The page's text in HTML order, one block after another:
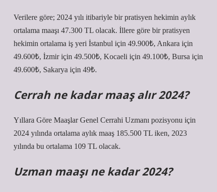
Verilere göre; 2024 yılı itibariyle bir pratisyen hekimin aylık
ortalama maaşı 47.300 TL olacak. İllere göre bir pratisyen
hekimin ortalama iş yeri İstanbul için 49.900₺, Ankara için
49.600₺, İzmir için 49.500₺, Kocaeli için 49.100₺, Bursa için
49.600₺, Sakarya için 49₺.
Cerrah ne kadar maaş alır 2024?
Yıllara Göre Maaşlar Genel Cerrahi Uzmanı pozisyonu için
2024 yılında ortalama aylık maaş 185.500 TL iken, 2023
yılında bu ortalama 109 TL olacak.
Uzman maaşı ne kadar 2024?